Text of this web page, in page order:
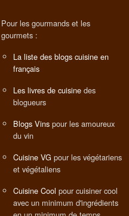
Pour les gourmands et les
gourmets :
La liste des blogs cuisine en
français
Les livres de cuisine des
blogueurs
Blogs Vins pour les amoureux
du vin
Cuisine VG pour les végétariens
et végétaliens
Cuisine Cool pour cuisiner cool
avec un minimum d'ingrédients